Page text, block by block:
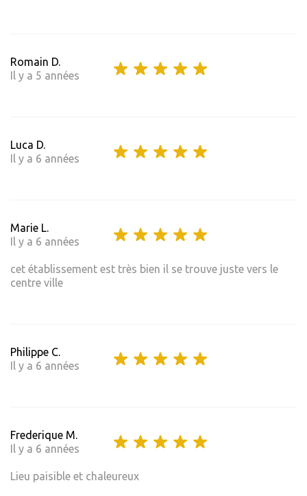
Romain D.
Il y a 5 années
Luca D.
Il y a 6 années
Marie L.
Il y a 6 années
cet établissement est très bien il se trouve juste vers le
centre ville
Philippe C.
Il y a 6 années
Frederique M.
Il y a 6 années
Lieu paisible et chaleureux